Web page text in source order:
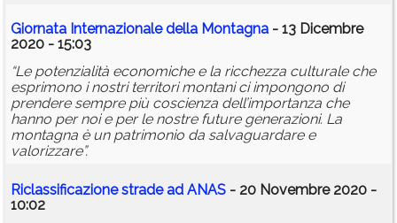
Giornata Internazionale della Montagna - 13 Dicembre
2020 - 15:03
“Le potenzialità economiche e la ricchezza culturale che
esprimono i nostri territori montani ci impongono di
prendere sempre più coscienza dell’importanza che
hanno per noi e per le nostre future generazioni. La
montagna è un patrimonio da salvaguardare e
valorizzare”.
Riclassificazione strade ad ANAS - 20 Novembre 2020 -
10:02